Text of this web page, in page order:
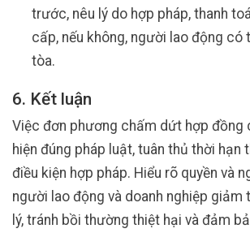
trước, nêu lý do hợp pháp, thanh
cấp, nếu không, người lao động có
tòa.
6. Kết luận
Việc đơn phương chấm dứt hợp
hiện đúng pháp luật, tuân thủ thời hạn
điều kiện hợp pháp. Hiểu rõ quyền và
người lao động và doanh nghiệp giảm
lý, tránh bồi thường thiệt hại và đảm